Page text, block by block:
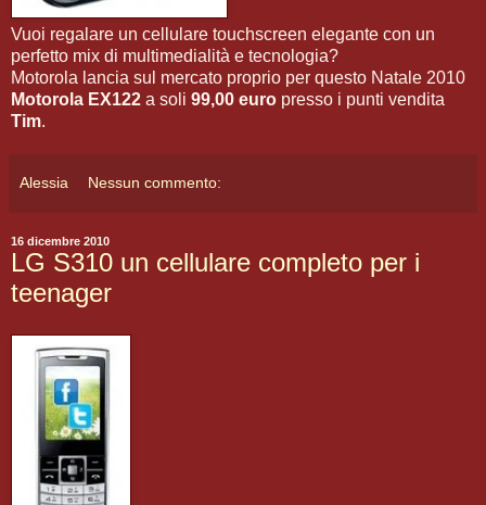
Vuoi regalare un cellulare touchscreen elegante con un
perfetto mix di multimedialità e tecnologia?
Motorola lancia sul mercato proprio per questo Natale 2010
Motorola EX122 a soli 99,00 euro presso i punti vendita
Tim.
Alessia Nessun commento:
16 dicembre 2010
LG S310 un cellulare completo per i
teenager